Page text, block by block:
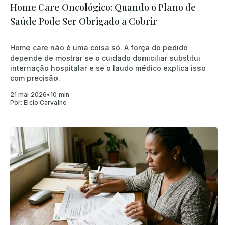
Home Care Oncológico: Quando o Plano de
Saúde Pode Ser Obrigado a Cobrir
Home care não é uma coisa só. A força do pedido
depende de mostrar se o cuidado domiciliar substitui
internação hospitalar e se o laudo médico explica isso
com precisão.
21 mai 2026•10 min
Por: Elcio Carvalho